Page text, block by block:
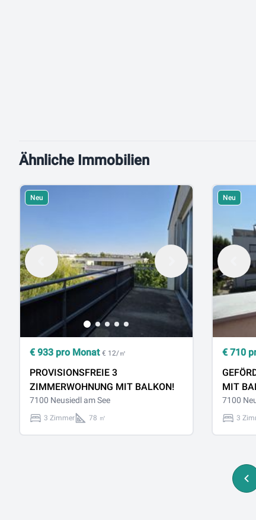
Ähnliche Immobilien
Neu
€ 933 pro Monat € 12/㎡
PROVISIONSFREIE 3
ZIMMERWOHNUNG MIT BALKON!
7100 Neusiedl am See
3 Zimmer 78 ㎡
Neu
€ 710
MIT
7100
3